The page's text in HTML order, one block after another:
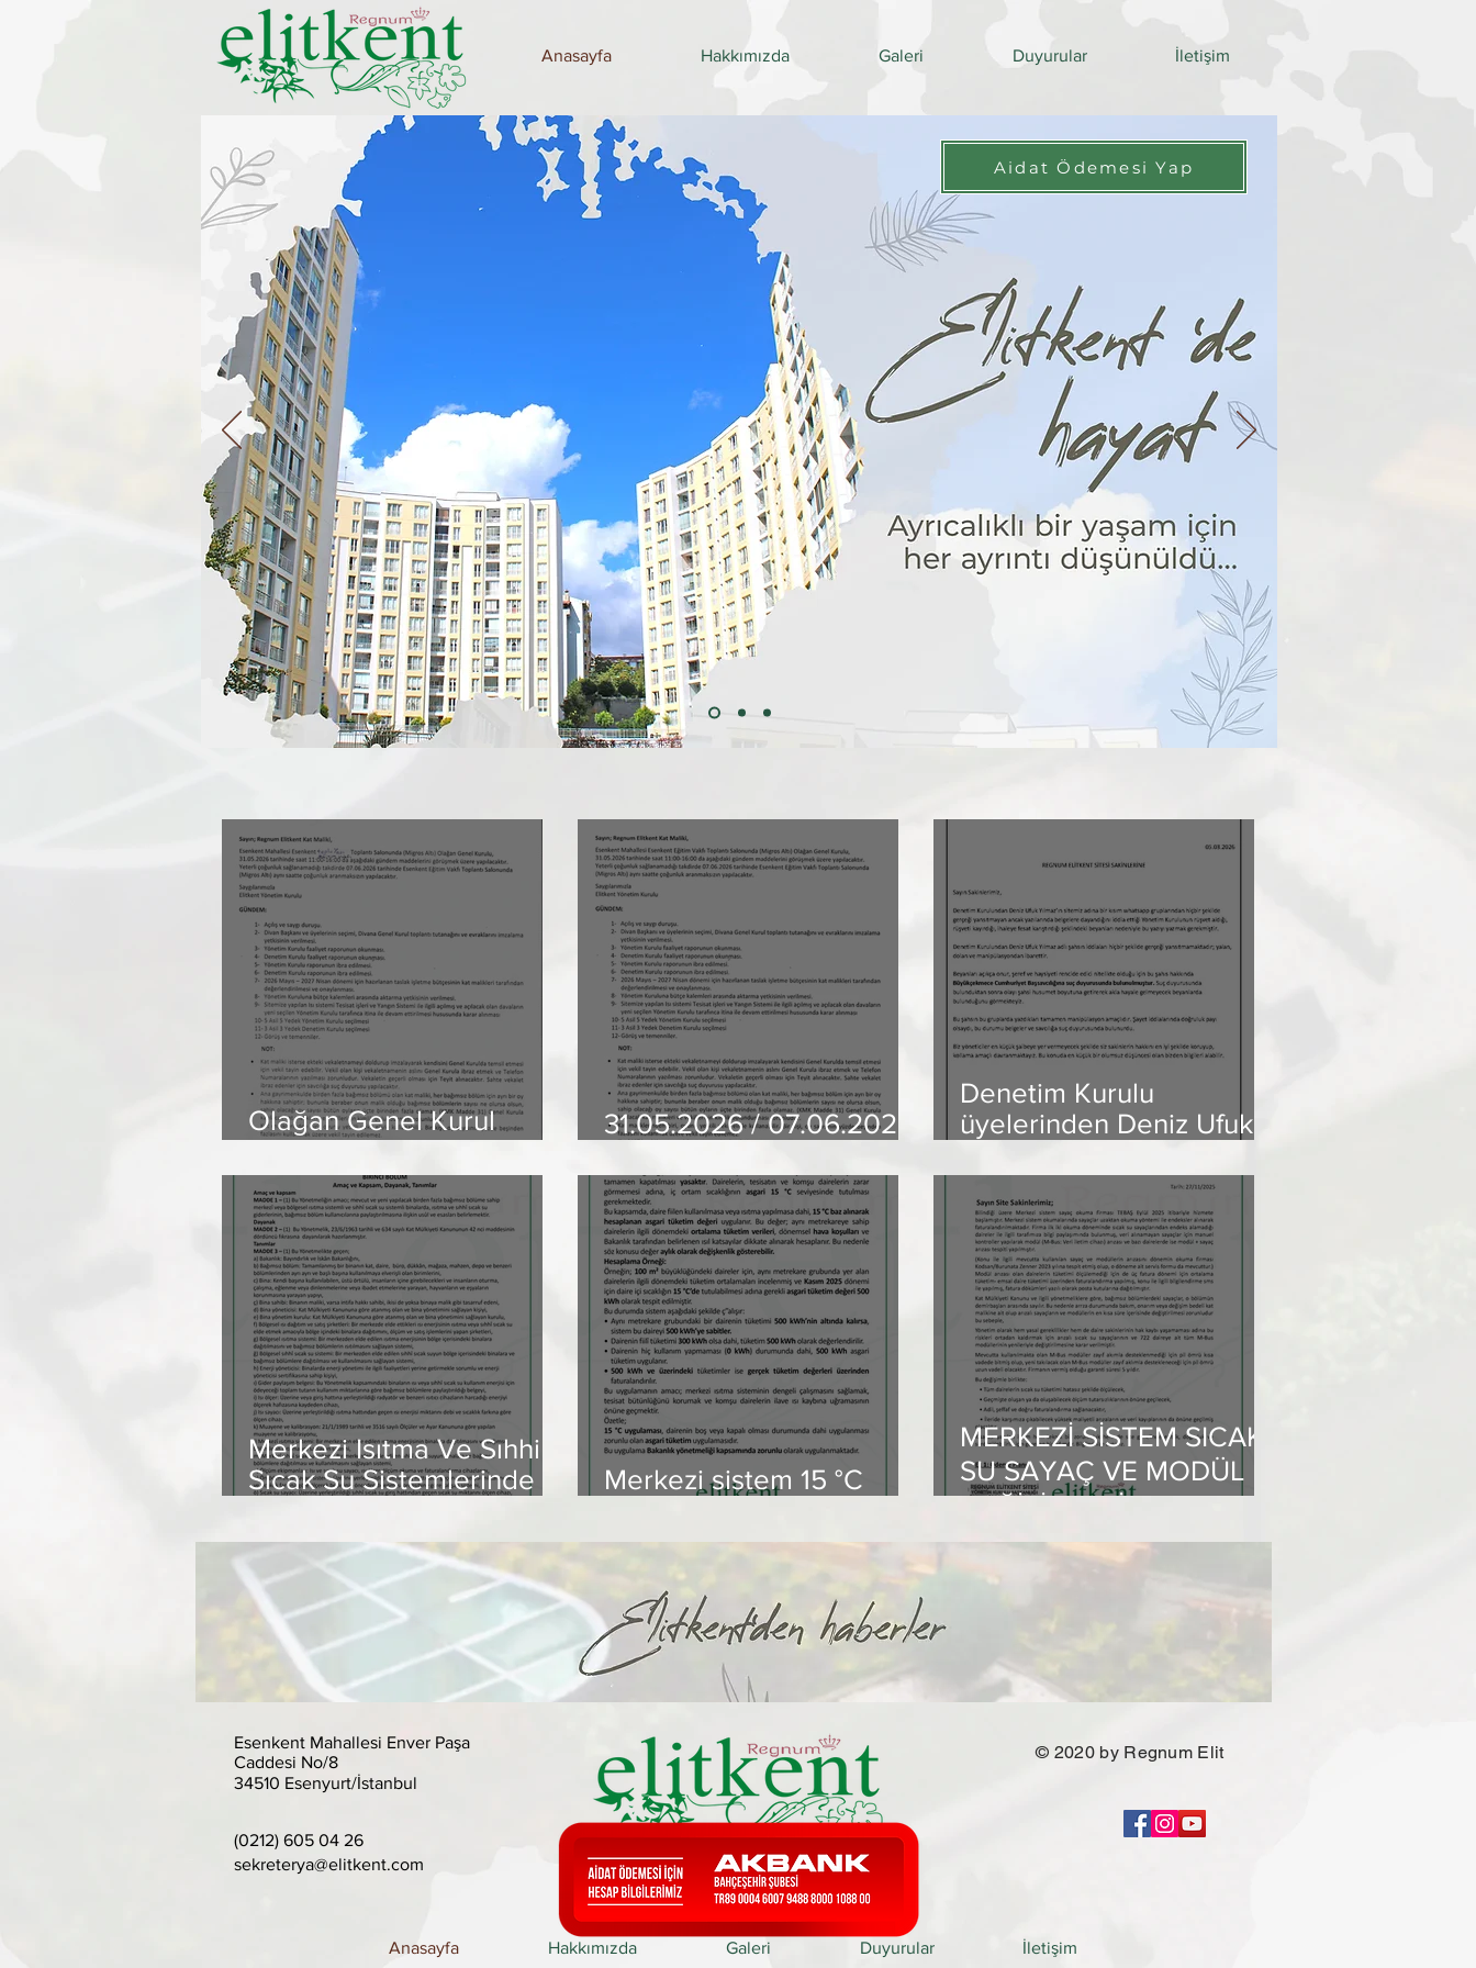
Anasayfa Hakkımızda Galeri Duyurular İletişim
Aidat Ödemesi Yap
Olağan Genel Kurul
31.05.2026 / 07.06.2026
Denetim Kurulu
üyelerinden Deniz Ufuk
iddialarına Yönetim
Kurulu üyelerimizin
cevabıdır
Merkezi Isıtma Ve Sıhhi
Sıcak Su Sistemlerinde
Giderlerinin
Paylaştırılmasına İlişkin
Yönetmelik
Merkezi sistem 15 °C
MERKEZİ SİSTEM SICAK
SU SAYAÇ VE MODÜL
BİLGİLENDİRME
Esenkent Mahallesi Enver Paşa
Caddesi No/8
34510 Esenyurt/İstanbul
(0212) 605 04 26
sekreterya@elitkent.com
© 2020 by Regnum Elit
Anasayfa Hakkımızda Galeri Duyurular İletişim